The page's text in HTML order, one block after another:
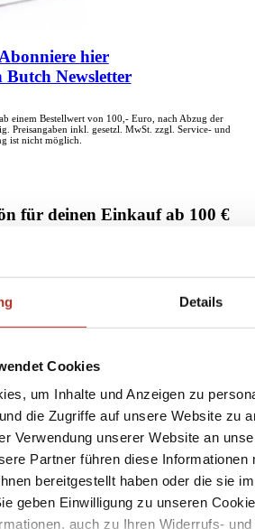
Details
Cookies
um Inhalte und Anzeigen zu
die Zugriffe auf unsere Website zu
Verwendung unserer Website an
Partner führen diese
bereitgestellt haben oder die sie
geben Einwilligung zu unseren
auch zu Ihren Widerrufs-
Abonniere hier
Butch Newsletter
einem Bestellwert von 100,- Euro, nach Abzug der
Preisangaben inkl. gesetzl. MwSt. zzgl. Service- und
ist nicht möglich.
für deinen Einkauf ab 100 €